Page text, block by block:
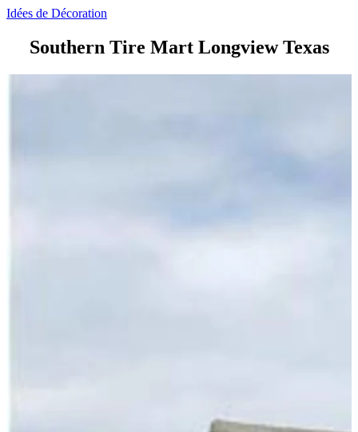
Idées de Décoration
Southern Tire Mart Longview Texas